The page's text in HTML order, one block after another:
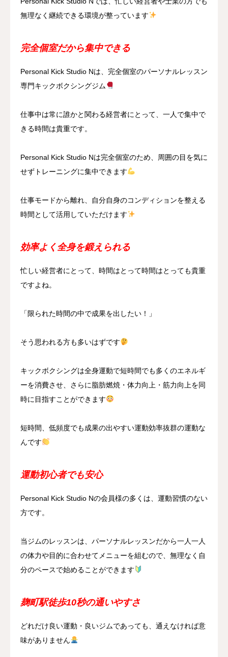
無理なく継続できる環境が整っています
完全個室だから集中できる
Personal Kick Studio Nは、完全個室のパーソナルレッスン
専門キックボクシングジム
仕事中は常に誰かと関わる経営者にとって、一人で集中で
きる時間は貴重です。
Personal Kick Studio Nは完全個室のため、周囲の目を気に
せずトレーニングに集中できます
仕事モードから離れ、自分自身のコンディションを整える
時間として活用していただけます
効率よく全身を鍛えられる
忙しい経営者にとって、時間はとって時間はとっても貴重
ですよね。
「限られた時間の中で成果を出したい！」
そう思われる方も多いはずです
キックボクシングは全身運動で短時間でも多くのエネルギ
ーを消費させ、さらに脂肪燃焼・体力向上・筋力向上を同
時に目指すことができます
短時間、低頻度でも成果の出やすい運動効率抜群の運動な
んです
運動初心者でも安心
Personal Kick Studio Nの会員様の多くは、運動習慣のない
方です。
当ジムのレッスンは、パーソナルレッスンだから一人一人
の体力や目的に合わせてメニューを組むので、無理なく自
分のペースで始めることができます
麹町駅徒歩10秒の通いやすさ
どれだけ良い運動・良いジムであっても、通えなければ意
味がありません